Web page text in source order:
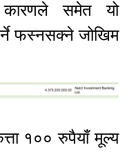
कारणले समेत यो
फस्नसक्ने जोखिम
१०० रुपैयाँ मूल्य